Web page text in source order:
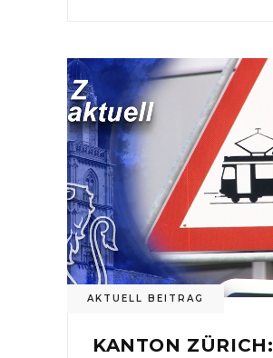
AKTUELL BEITRAG
KANTON ZÜRICH: